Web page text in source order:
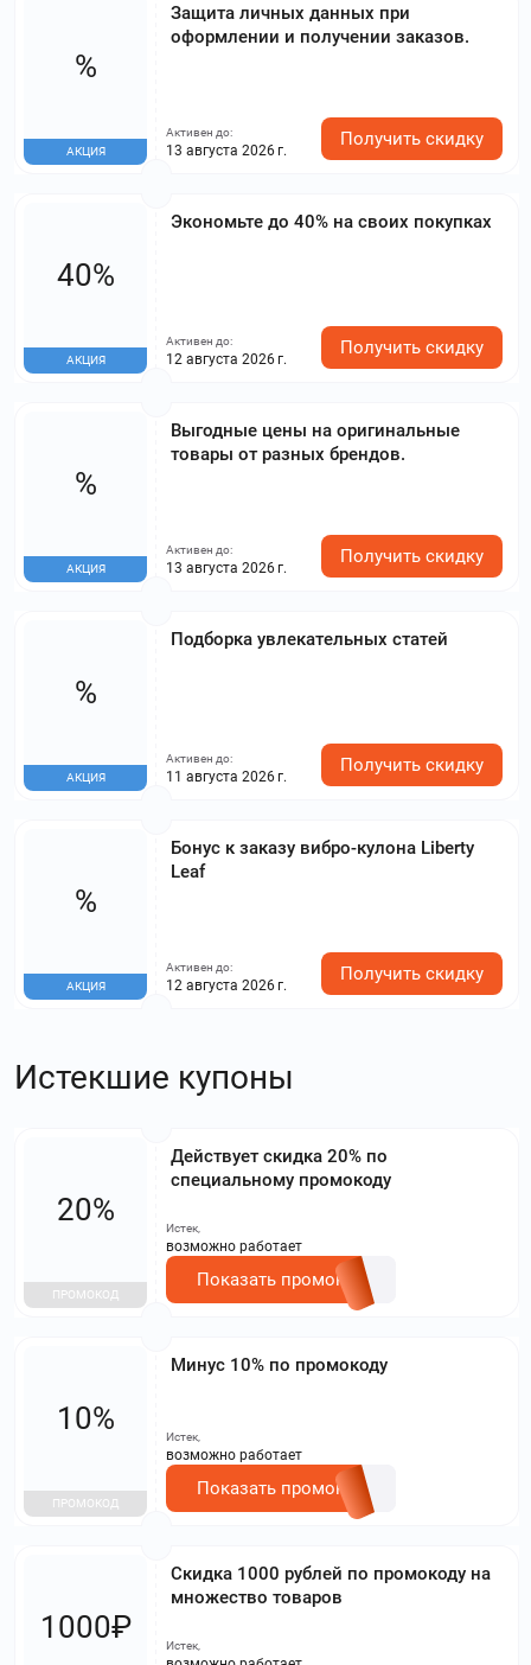
Защита личных данных при
оформлении и получении заказов.
%
АКЦИЯ
Активен до:
13 августа 2026 г.
Получить скидку
Экономьте до 40% на своих покупках
40%
АКЦИЯ
Активен до:
12 августа 2026 г.
Получить скидку
Выгодные цены на оригинальные
товары от разных брендов.
%
АКЦИЯ
Активен до:
13 августа 2026 г.
Получить скидку
Подборка увлекательных статей
%
АКЦИЯ
Активен до:
11 августа 2026 г.
Получить скидку
Бонус к заказу вибро-кулона Liberty
Leaf
%
АКЦИЯ
Активен до:
12 августа 2026 г.
Получить скидку
Истекшие купоны
Действует скидка 20% по
специальному промокоду
20%
ПРОМОКОД
Истек,
возможно работает
Показать промокод
Минус 10% по промокоду
10%
ПРОМОКОД
Истек,
возможно работает
Показать промокод
Скидка 1000 рублей по промокоду на
множество товаров
1000₽
Истек,